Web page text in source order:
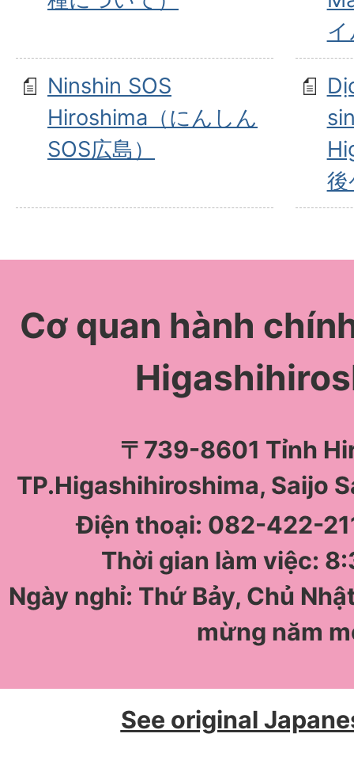
Ninshin SOS
Hiroshima（にんしん
SOS広島）
後
Cơ quan hành
〒739-8601 Tỉnh
TP.Higashihiroshima, Saijo
Điện thoại: 082-422-
Thời gian làm việc:
Ngày nghỉ: Thứ Bảy, Chủ
mừng năm
See original